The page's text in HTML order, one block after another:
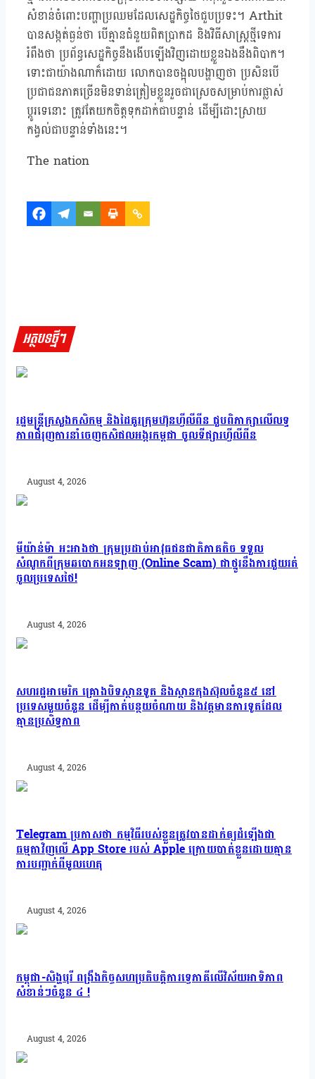
សំខាន់ចំពោះបញ្ហាប្រឈមដែលសេដ្ឋកិច្ចថៃជួបប្រទះ។ Arthit
បានសង្កត់ធ្ងន់ថា បើគ្មានជំនួយពិតប្រាកដ និងវិធីសាស្ត្រថ្មីទេការ
រំពឹងថា ប្រព័ន្ធសេដ្ឋកិច្ចនឹងងើបឡើងវិញដោយខ្លួនឯងនឹងពិបាក។
ទោះជាយ៉ាងណាក៏ដោយ លោកបានចង្អុលបង្ហាញថា ប្រសិនបើ
ប្រជាជនភាគច្រើនមិនទាន់ត្រៀមខ្លួនរួចជាស្រេចសម្រាប់ការផ្លាស់
ប្តូរទេនោះ ត្រូវតែយកចិត្តទុកដាក់ជាបន្ទាន់ ដើម្បីដោះស្រាយ
កង្វល់ជាបន្ទាន់ទាំងនេះ។
The nation
អត្ថបទថ្មីៗ
រដ្ឋមន្រ្តីក្រសួងកសិកម្ម និងដៃគូរក្រុមហ៊ុនហ្វីលីពីន ជួបពិភាក្សាលើលទ្ធ
ភាពជំរុញការនាំចេញកសិផលអង្ករកម្ពុជា ចូលទីផ្សារហ្វីលីពីន
August 4, 2026
មីយ៉ាន់ម៉ា អះអាងថា ក្រុមប្រដាប់អាវុធជនជាតិភាគតិច ទទួល
សំណូកពីក្រុមឆបោកអនឡាញ (Online Scam) ជាថ្នូរនឹងការជួយរត់
ចូលប្រទេសថៃ!
August 4, 2026
សហរដ្ឋអាមេរិក គ្រោងបិទស្ថានទូត និងស្ថានកុងស៊ុលចំនួន៥ នៅ
ប្រទេសមួយចំនួន ដើម្បីកាត់បន្ថយចំណាយ និងវត្តមានការទូតដែល
គ្មានប្រសិទ្ធភាព
August 4, 2026
Telegram ប្រកាសថា កម្មវិធីរបស់ខ្លួនត្រូវបានដាក់ឲ្យដំឡើងជា
ធម្មតាវិញលើ App Store របស់ Apple ក្រោយបាត់ខ្លួនដោយគ្មាន
ការបញ្ជាក់ពីមូលហេតុ
August 4, 2026
កម្ពុជា-សិង្ហបុរី ពង្រឹងកិច្ចសហប្រតិបត្តិការទ្វេភាគីលើវិស័យអាទិភាព
សំខាន់ៗចំនួន ៤ !
August 4, 2026